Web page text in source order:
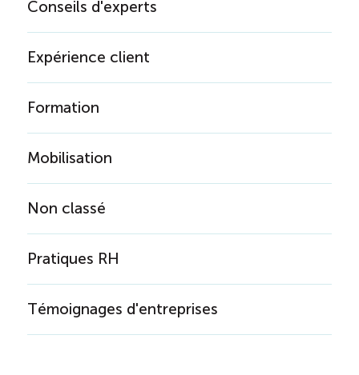
Conseils d'experts
Expérience client
Formation
Mobilisation
Non classé
Pratiques RH
Témoignages d'entreprises